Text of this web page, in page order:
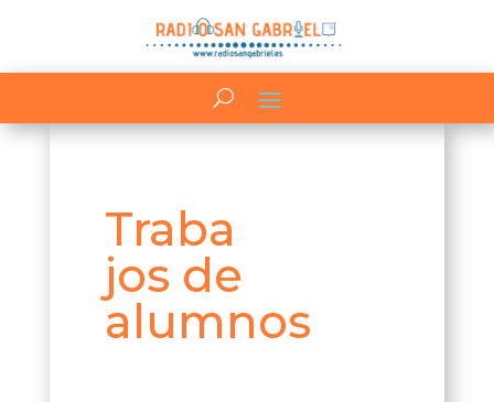
Traba
jos de
alumnos